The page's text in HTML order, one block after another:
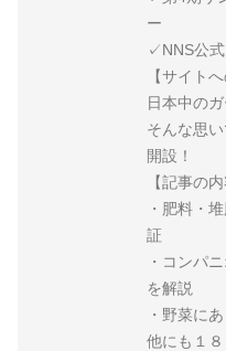
ー
✓NNS公
【サイトへ
日本中の
そんな思
開設！
【記事の内
・肥料・
証
・コンパ
を解説
・野菜に
他にも１８